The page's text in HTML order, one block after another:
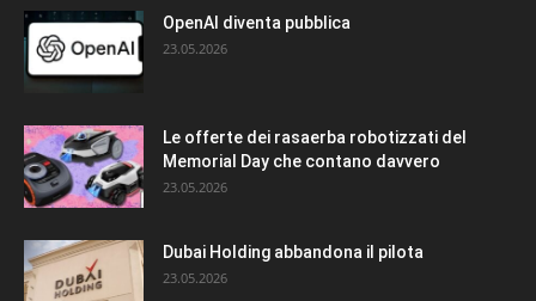
OpenAI diventa pubblica
23.05.2026
Le offerte dei rasaerba robotizzati del
Memorial Day che contano davvero
23.05.2026
Dubai Holding abbandona il pilota
23.05.2026